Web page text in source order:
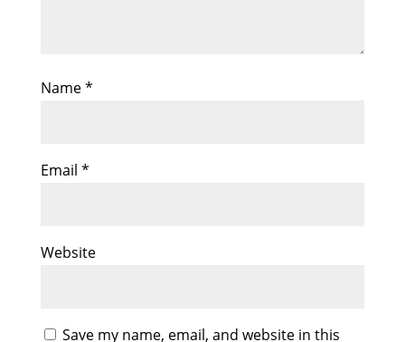
Name*
Email *
Website
Save my name, email, and website in this